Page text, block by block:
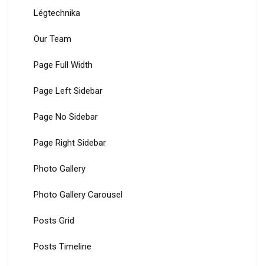
Légtechnika
Our Team
Page Full Width
Page Left Sidebar
Page No Sidebar
Page Right Sidebar
Photo Gallery
Photo Gallery Carousel
Posts Grid
Posts Timeline